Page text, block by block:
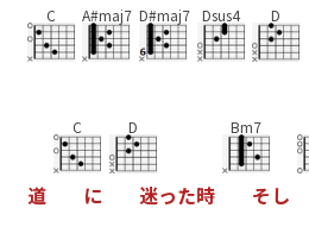
C A#maj7 D#maj7 Dsus4 D
道
C
に
D
迷った時
Bm7
そ し